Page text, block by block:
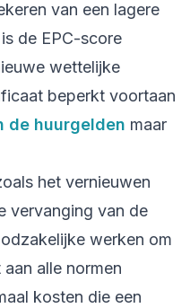
van een lagere
de EPC-score
wettelijke
beperkt voortaan
de huurgelden maar
het vernieuwen
vervanging van de
werken om
alle normen
kosten die een